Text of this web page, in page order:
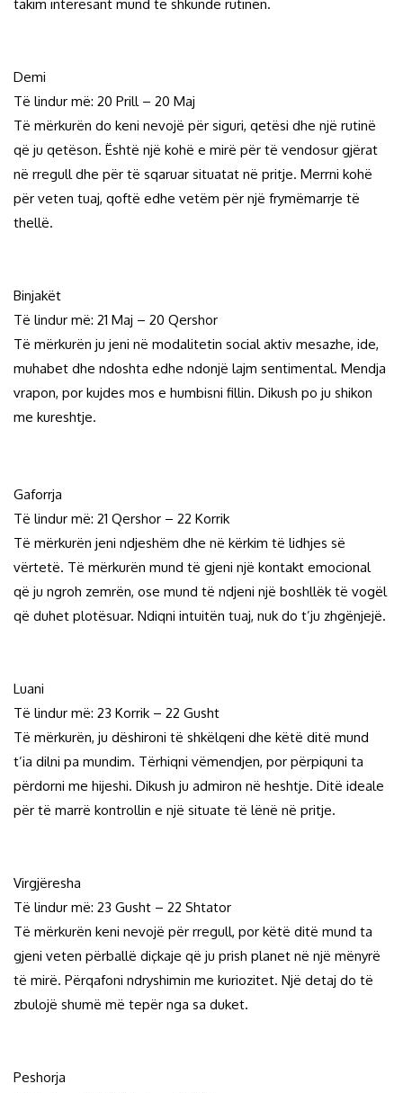
takim interesant mund të shkundë rutinën.
Demi
Të lindur më: 20 Prill – 20 Maj
Të mërkurën do keni nevojë për siguri, qetësi dhe një rutinë
që ju qetëson. Është një kohë e mirë për të vendosur gjërat
në rregull dhe për të sqaruar situatat në pritje. Merrni kohë
për veten tuaj, qoftë edhe vetëm për një frymëmarrje të
thellë.
Binjakët
Të lindur më: 21 Maj – 20 Qershor
Të mërkurën ju jeni në modalitetin social aktiv mesazhe, ide,
muhabet dhe ndoshta edhe ndonjë lajm sentimental. Mendja
vrapon, por kujdes mos e humbisni fillin. Dikush po ju shikon
me kureshtje.
Gaforrja
Të lindur më: 21 Qershor – 22 Korrik
Të mërkurën jeni ndjeshëm dhe në kërkim të lidhjes së
vërtetë. Të mërkurën mund të gjeni një kontakt emocional
që ju ngroh zemrën, ose mund të ndjeni një boshllëk të vogël
që duhet plotësuar. Ndiqni intuitën tuaj, nuk do t’ju zhgënjejë.
Luani
Të lindur më: 23 Korrik – 22 Gusht
Të mërkurën, ju dëshironi të shkëlqeni dhe këtë ditë mund
t’ia dilni pa mundim. Tërhiqni vëmendjen, por përpiquni ta
përdorni me hijeshi. Dikush ju admiron në heshtje. Ditë ideale
për të marrë kontrollin e një situate të lënë në pritje.
Virgjëresha
Të lindur më: 23 Gusht – 22 Shtator
Të mërkurën keni nevojë për rregull, por këtë ditë mund ta
gjeni veten përballë diçkaje që ju prish planet në një mënyrë
të mirë. Përqafoni ndryshimin me kuriozitet. Një detaj do të
zbulojë shumë më tepër nga sa duket.
Peshorja